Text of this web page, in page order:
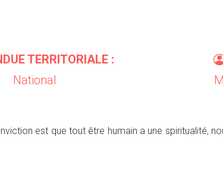
TERRITORIALE :
National
est que tout être humain a une spiritualité,